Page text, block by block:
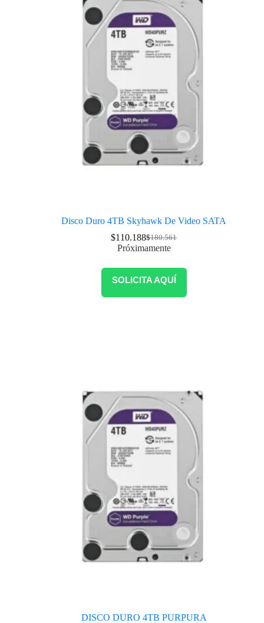
Disco Duro 4TB Skyhawk De Video SATA
$180.561
$110.188
Próximamente
SOLICITA AQUÍ
DISCO DURO 4TB PURPURA